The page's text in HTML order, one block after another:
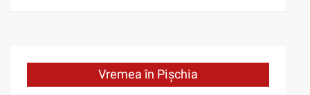
Vremea în Pișchia